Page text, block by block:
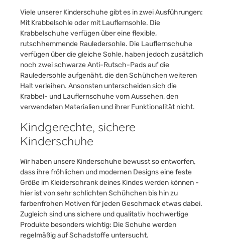
Viele unserer Kinderschuhe gibt es in zwei Ausführungen:
Mit Krabbelsohle oder mit Lauflernsohle. Die
Krabbelschuhe verfügen über eine flexible,
rutschhemmende Rauledersohle. Die Lauflernschuhe
verfügen über die gleiche Sohle, haben jedoch zusätzlich
noch zwei schwarze Anti-Rutsch-Pads auf die
Rauledersohle aufgenäht, die den Schühchen weiteren
Halt verleihen. Ansonsten unterscheiden sich die
Krabbel- und Lauflernschuhe vom Aussehen, den
verwendeten Materialien und ihrer Funktionalität nicht.
Kindgerechte, sichere
Kinderschuhe
Wir haben unsere Kinderschuhe bewusst so entworfen,
dass ihre fröhlichen und modernen Designs eine feste
Größe im Kleiderschrank deines Kindes werden können -
hier ist von sehr schlichten Schühchen bis hin zu
farbenfrohen Motiven für jeden Geschmack etwas dabei.
Zugleich sind uns sichere und qualitativ hochwertige
Produkte besonders wichtig: Die Schuhe werden
regelmäßig auf Schadstoffe untersucht.